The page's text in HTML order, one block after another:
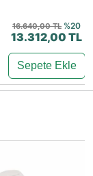
16.640,00 TL %20
13.312,00 TL
Sepete Ekle